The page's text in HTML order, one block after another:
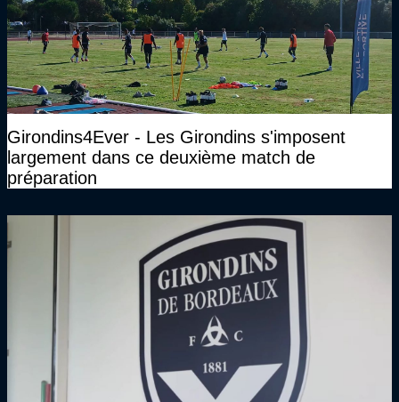
Girondins4Ever - Les Girondins s'imposent
largement dans ce deuxième match de
préparation